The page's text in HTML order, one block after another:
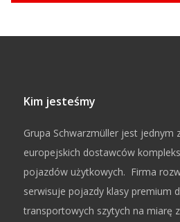
Kim jesteśmy
Grupa Schwarzmüller jest jednym
europejskich dostawców
pojazdów użytkowych. Firma
serwisuje pojazdy klasy premium
transportowych szytych na miarę